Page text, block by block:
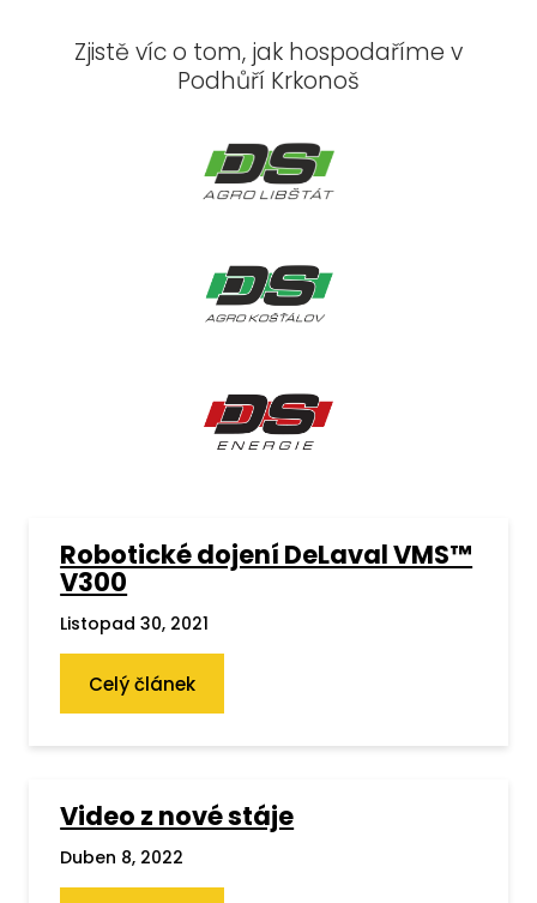
Zjistě víc o tom, jak hospodaříme v
Podhůří Krkonoš
Robotické dojení DeLaval VMS™
V300
Listopad 30, 2021
Celý článek
Video z nové stáje
Duben 8, 2022